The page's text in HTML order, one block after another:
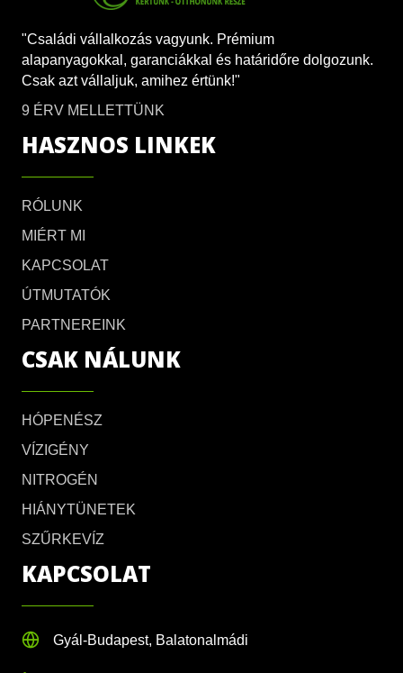
"Családi vállalkozás vagyunk. Prémium
alapanyagokkal, garanciákkal és határidőre dolgozunk.
Csak azt vállaljuk, amihez értünk!"
9 ÉRV MELLETTÜNK
HASZNOS LINKEK
RÓLUNK
MIÉRT MI
KAPCSOLAT
ÚTMUTATÓK
PARTNEREINK
CSAK NÁLUNK
HÓPENÉSZ
VÍZIGÉNY
NITROGÉN
HIÁNYTÜNETEK
SZŰRKEVÍZ
KAPCSOLAT
Gyál-Budapest, Balatonalmádi